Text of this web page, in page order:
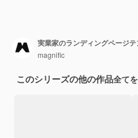
実業家のランディングページテ
magnific
このシリーズの他の作品全て